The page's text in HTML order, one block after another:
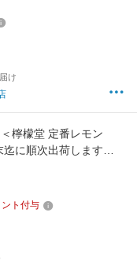
け
檸檬堂 定番レモン
に順次出荷します。
生産 レモンサワー お
飲料 ドリンク 飲み物
ッツ リキュール 愛媛
ト付与